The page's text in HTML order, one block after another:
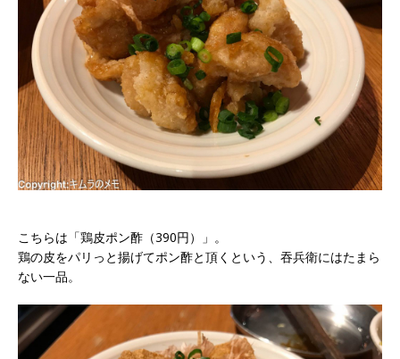
こちらは「鶏皮ポン酢（390円）」。
鶏の皮をパリっと揚げてポン酢と頂くという、吞兵衛にはたまら
ない一品。